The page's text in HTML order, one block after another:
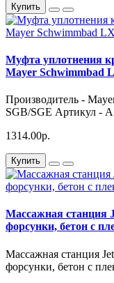
Купить
Муфта уплотнения
Mayer Schwimmbad
Производитель -
SGB/SGE Артикул -
1314.00р.
Купить
Массажная станция
форсунки, бетон с
Массажная станция
форсунки, бетон с